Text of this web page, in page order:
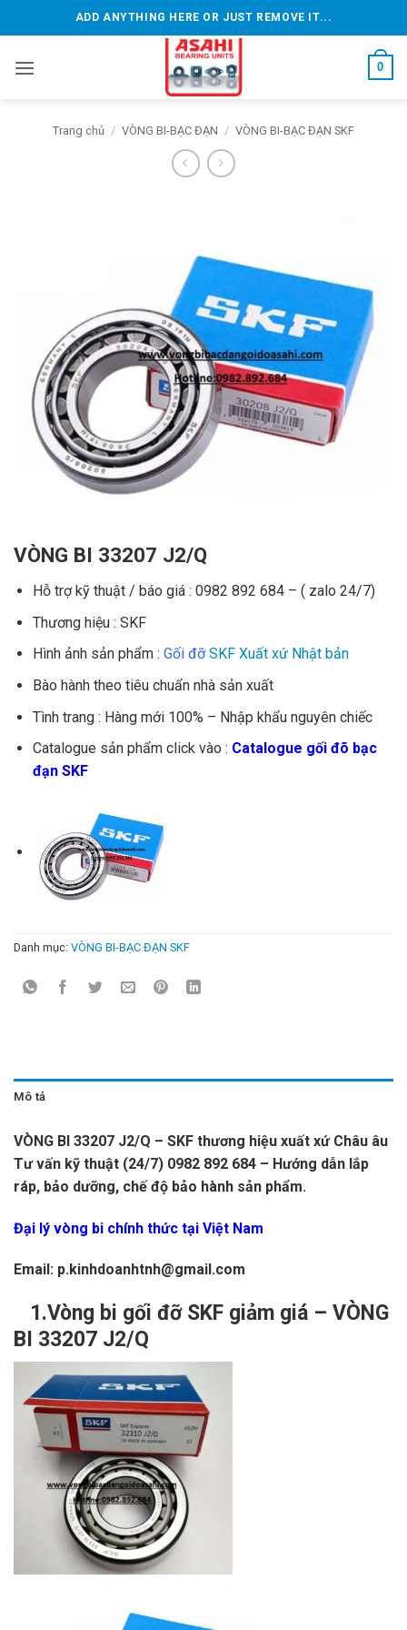
qua
dung
ADD ANYTHING HERE OR JUST REMOVE IT...
0
Trang chủ / VÒNG BI-BẠC ĐẠN / VÒNG BI-BẠC ĐẠN SKF
VÒNG BI 33207 J2/Q
Hỗ trợ kỹ thuật / báo giá : 0982 892 684 – ( zalo 24/7)
Thương hiệu : SKF
Hình ảnh sản phẩm : Gối đỡSKF Xuất xứ Nhật bản
Bào hành theo tiêu chuẩn nhà sản xuất
Tình trang : Hàng mới 100% – Nhập khẩu nguyên chiếc
Catalogue sản phẩm click vào : Catalogue gối đõ bạc
đạn SKF
Danh mục: VÒNG BI-BẠC ĐẠN SKF
Mô tả
VÒNG BI 33207 J2/Q – SKF thương hiệu xuất xứ Châu âu
Tư vấn kỹ thuật (24/7) 0982 892 684 – Hướng dẫn lắp
ráp, bảo dưỡng, chế độ bảo hành sản phẩm.
Đại lý vòng bi chính thức tại Việt Nam
Email: p.kinhdoanhtnh@gmail.com
1.Vòng bi gối đỡ SKF giảm giá – VÒNG
BI 33207 J2/Q